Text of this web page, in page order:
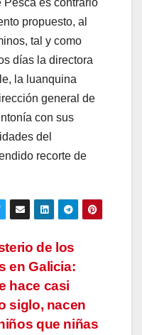
Pesca es contrario
propuesto, al
tal y como
días la directora
la luanquina
general de
con sus
del
recorte de
de los
en Galicia:
hace casi
siglo, nacen
que niñas